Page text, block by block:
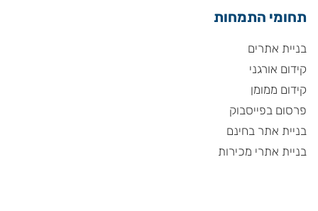
תחומי התמחות
בניית אתרים
קידום אורגני
קידום ממומן
פרסום בפייסבוק
בניית אתר בחינם
בניית אתרי מכירות